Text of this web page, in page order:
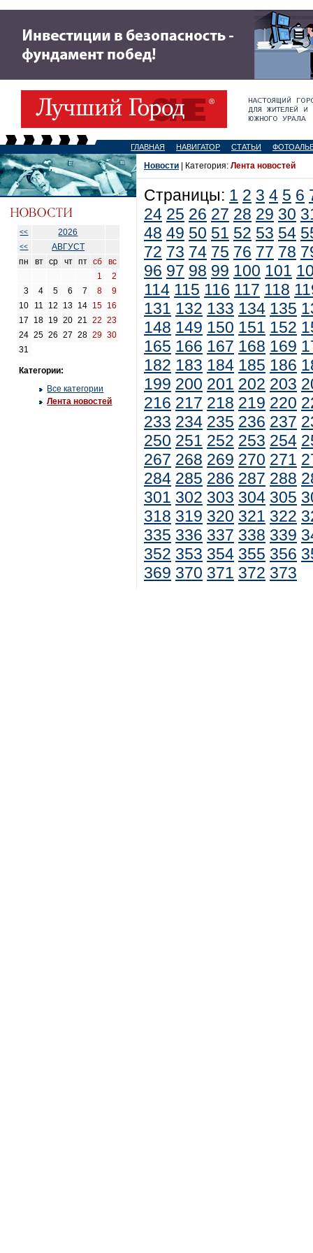
ГЛАВНАЯ НАВИГАТОР СТАТЬИ
<< 2026
<<
АВГУСТ
пн
вт ср чт пт сб
вс
1
2
3
4 5 6 7 8
9
10
11 12 13 14 15 16
17
18 19 20 21 22
23
24 25 26 27 28 29 30
31
Категории:
Все категории
Лента новостей
Новости | Категория: Лента новостей
Страницы: 1 2 3 4 5 6
24 25 26 27 28 29 30
48 49 50 51 52 53 54
72 73 74 75 76 77 78
96 97 98 99 100 101
114 115 116 117 118
131 132 133 134 135
148 149 150 151 152
165 166 167 168 169
182 183 184 185 186
199 200 201 202 203
216 217 218 219 220
233 234 235 236 237
250 251 252 253 254
267 268 269 270 271
284 285 286 287 288
301 302 303 304 305
318 319 320 321 322
335 336 337 338 339
352 353 354 355 356
369 370 371 372 373